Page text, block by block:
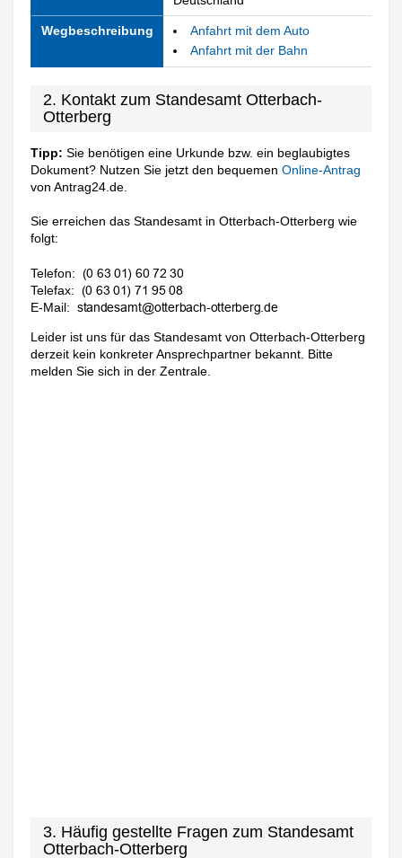
Wegbeschreibung
Anfahrt mit dem Auto
Anfahrt mit der Bahn
2. Kontakt zum Standesamt Otterbach-
Otterberg
Tipp: Sie benötigen eine Urkunde bzw. ein beglaubigtes
Dokument? Nutzen Sie jetzt den bequemenOnline-Antrag
von Antrag24.de.
Sie erreichen das Standesamt in Otterbach-Otterberg wie
folgt:
Telefon:
Telefax:
E-Mail:
Leider ist uns für das Standesamt von Otterbach-Otterberg
derzeit kein konkreter Ansprechpartner bekannt. Bitte
melden Sie sich in der Zentrale.
3. Häufig gestellte Fragen zum Standesamt
Otterbach-Otterberg